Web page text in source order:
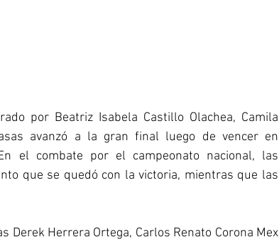
por Beatriz Isabela Castillo Olachea, Camila
avanzó a la gran final luego de vencer en
el combate por el campeonato nacional, las
que se quedó con la victoria, mientras que las
Herrera Ortega, Carlos Renato Corona Mex